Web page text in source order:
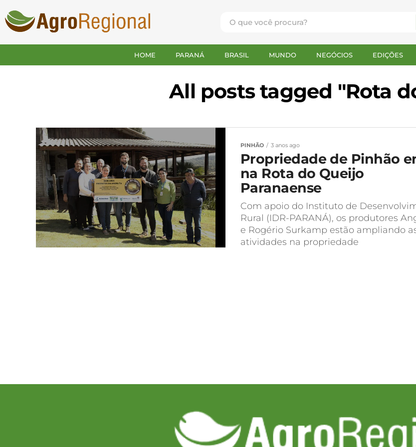
HOME PARANÁ BRASIL MUNDO NEGÓCIOS EDIÇÕES
All posts tagged "Rota
PINHÃO 3 anos ago
Propriedade de Pinhão
na Rota do Queijo
Paranaense
Com apoio do Instituto de
Rural (IDR-PARANÁ), os produtores
e Rogério Surkamp estão ampliando
atividades na propriedade